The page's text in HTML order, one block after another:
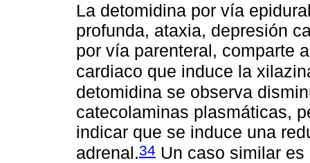
La detomidina por vía
profunda, ataxia, depresión
por vía parenteral, comparte
cardiaco que induce la
detomidina se observa
catecolaminas plasmáticas,
indicar que se induce una
adrenal.34 Un caso similar